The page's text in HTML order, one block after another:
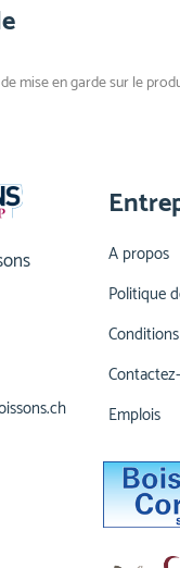
mise en garde sur le
A propos
Politique
Emplois